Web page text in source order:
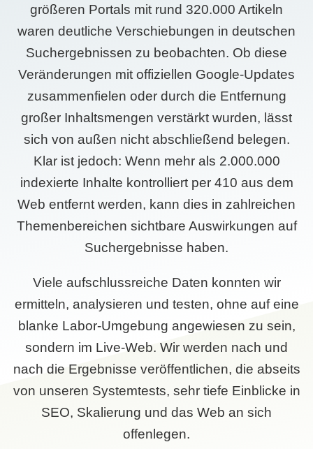
größeren Portals mit rund 320.000 Artikeln
waren deutliche Verschiebungen in deutschen
Suchergebnissen zu beobachten. Ob diese
Veränderungen mit offiziellen Google-Updates
zusammenfielen oder durch die Entfernung
großer Inhaltsmengen verstärkt wurden, lässt
sich von außen nicht abschließend belegen.
Klar ist jedoch: Wenn mehr als 2.000.000
indexierte Inhalte kontrolliert per 410 aus dem
Web entfernt werden, kann dies in zahlreichen
Themenbereichen sichtbare Auswirkungen auf
Suchergebnisse haben.
Viele aufschlussreiche Daten konnten wir
ermitteln, analysieren und testen, ohne auf eine
blanke Labor-Umgebung angewiesen zu sein,
sondern im Live-Web. Wir werden nach und
nach die Ergebnisse veröffentlichen, die abseits
von unseren Systemtests, sehr tiefe Einblicke in
SEO, Skalierung und das Web an sich
offenlegen.